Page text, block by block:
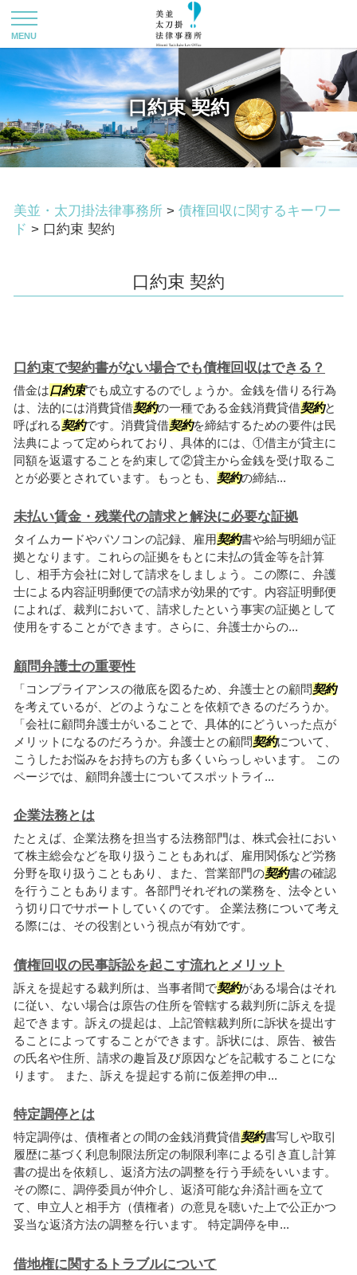
口約束 契約
美並・太刀掛法律事務所 > 債権回収に関するキーワー
ド > 口約束 契約
口約束 契約
口約束で契約書がない場合でも債権回収はできる？
借金は口約束でも成立するのでしょうか。金銭を借りる行為
は、法的には消費貸借契約の一種である金銭消費貸借契約と
呼ばれる契約です。消費貸借契約を締結するための要件は民
法典によって定められており、具体的には、①借主が貸主に
同額を返還することを約束して②貸主から金銭を受け取るこ
とが必要とされています。もっとも、 契約の締結...
未払い賃金・残業代の請求と解決に必要な証拠
タイムカードやパソコンの記録、雇用契約書や給与明細が証
拠となります。これらの証拠をもとに未払の賃金等を計算
し、相手方会社に対して請求をしましょう。この際に、弁護
士による内容証明郵便での請求が効果的です。内容証明郵便
によれば、裁判において、請求したという事実の証拠として
使用をすることができます。さらに、弁護士からの...
顧問弁護士の重要性
「コンプライアンスの徹底を図るため、弁護士との顧問契約
を考えているが、どのようなことを依頼できるのだろうか。
「会社に顧問弁護士がいることで、具体的にどういった点が
メリットになるのだろうか。弁護士との顧問契約について、
こうしたお悩みをお持ちの方も多くいらっしゃいます。 この
ページでは、顧問弁護士についてスポットライ...
企業法務とは
たとえば、企業法務を担当する法務部門は、株式会社におい
て株主総会などを取り扱うこともあれば、雇用関係など労務
分野を取り扱うこともあり、また、営業部門の契約書の確認
を行うこともあります。各部門それぞれの業務を、法令とい
う切り口でサポートしていくのです。 企業法務について考え
る際には、その役割という視点が有効です。
債権回収の民事訴訟を起こす流れとメリット
訴えを提起する裁判所は、当事者間で契約がある場合はそれ
に従い、ない場合は原告の住所を管轄する裁判所に訴えを提
起できます。訴えの提起は、上記管轄裁判所に訴状を提出す
ることによってすることができます。訴状には、原告、被告
の氏名や住所、請求の趣旨及び原因などを記載することにな
ります。 また、訴えを提起する前に仮差押の申...
特定調停とは
特定調停は、債権者との間の金銭消費貸借契約書写しや取引
履歴に基づく利息制限法所定の制限利率による引き直し計算
書の提出を依頼し、返済方法の調整を行う手続をいいます。
その際に、調停委員が仲介し、返済可能な弁済計画を立て
て、申立人と相手方（債権者）の意見を聴いた上で公正かつ
妥当な返済方法の調整を行います。 特定調停を申...
借地権に関するトラブルについて